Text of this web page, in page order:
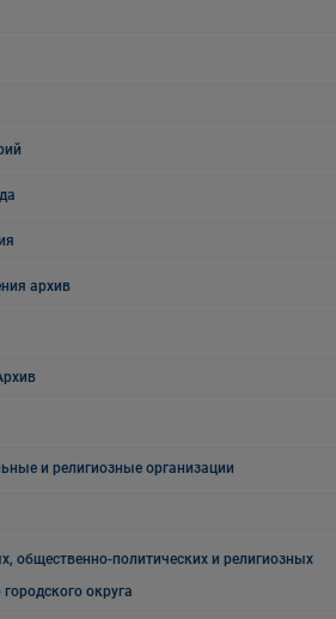
архив
и религиозные организации
общественно-политических и религиозных
округа